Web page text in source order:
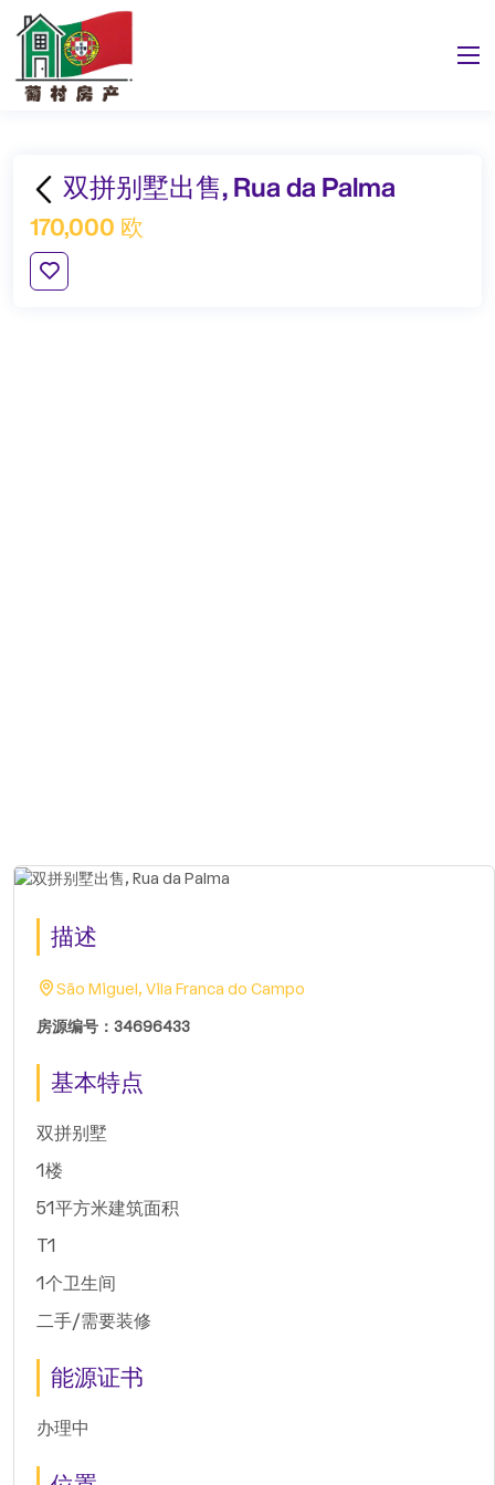
双拼别墅出售, Rua da Palma
170,000 欧
描述
São Miguel, Vila Franca do Campo
房源编号：34696433
基本特点
双拼别墅
1楼
51平方米建筑面积
T1
1个卫生间
二手/需要装修
能源证书
办理中